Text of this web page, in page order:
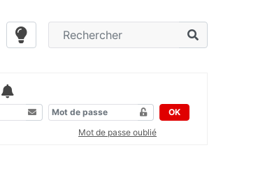
OK
Mot de passe oublié